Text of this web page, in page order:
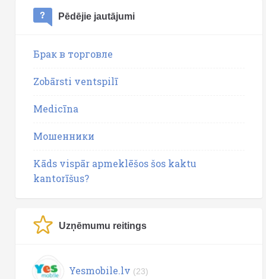
Pēdējie jautājumi
Брак в торговле
Zobārsti ventspilī
Medicīna
Мошенники
Kāds vispār apmeklēšos šos kaktu
kantorīšus?
Uzņēmumu reitings
Yesmobile.lv (23)